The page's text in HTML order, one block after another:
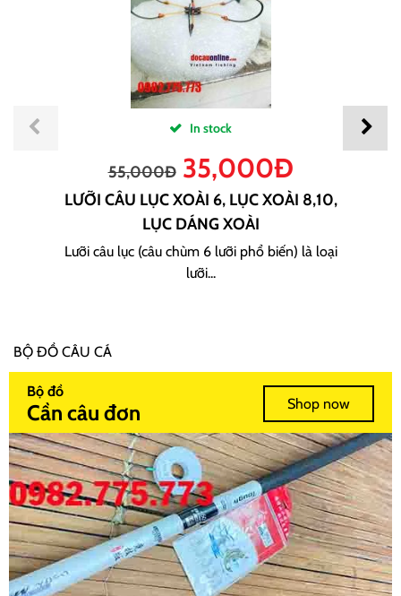
In stock
55,000Đ 35,000Đ
LƯỠI CÂU LỤC XOÀI 6, LỤC XOÀI 8,10,
LỤC DÁNG XOÀI
Lưỡi câu lục (câu chùm 6 lưỡi phổ biến) là loại
lưỡi...
BỘ ĐỒ CÂU CÁ
Bộ đồ
Cần câu đơn Shop now